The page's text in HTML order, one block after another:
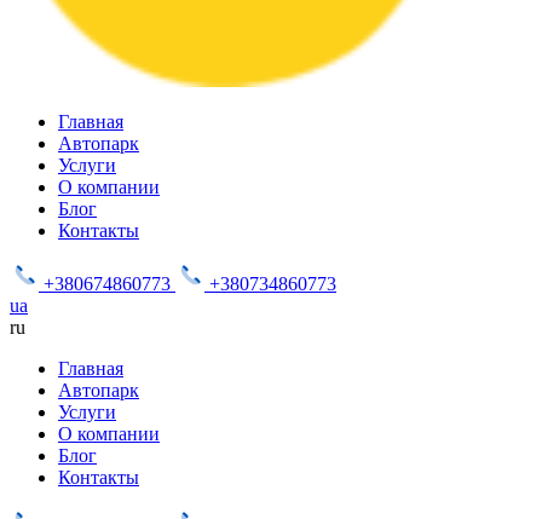
Главная
Автопарк
Услуги
О компании
Блог
Контакты
+380674860773
+380734860773
ua
ru
Главная
Автопарк
Услуги
О компании
Блог
Контакты